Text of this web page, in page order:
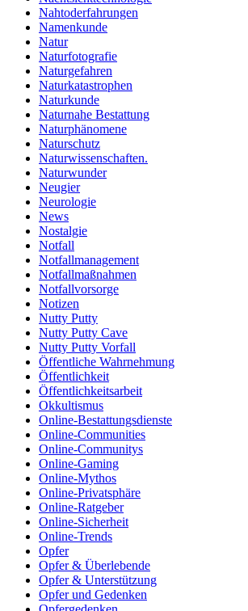
Nahtoderfahrungen
Namenkunde
Natur
Naturfotografie
Naturgefahren
Naturkatastrophen
Naturkunde
Naturnahe Bestattung
Naturphänomene
Naturschutz
Naturwissenschaften.
Naturwunder
Neugier
Neurologie
News
Nostalgie
Notfall
Notfallmanagement
Notfallmaßnahmen
Notfallvorsorge
Notizen
Nutty Putty
Nutty Putty Cave
Nutty Putty Vorfall
Öffentliche Wahrnehmung
Öffentlichkeit
Öffentlichkeitsarbeit
Okkultismus
Online-Bestattungsdienste
Online-Communities
Online-Communitys
Online-Gaming
Online-Mythos
Online-Privatsphäre
Online-Ratgeber
Online-Sicherheit
Online-Trends
Opfer
Opfer & Überlebende
Opfer & Unterstützung
Opfer und Gedenken